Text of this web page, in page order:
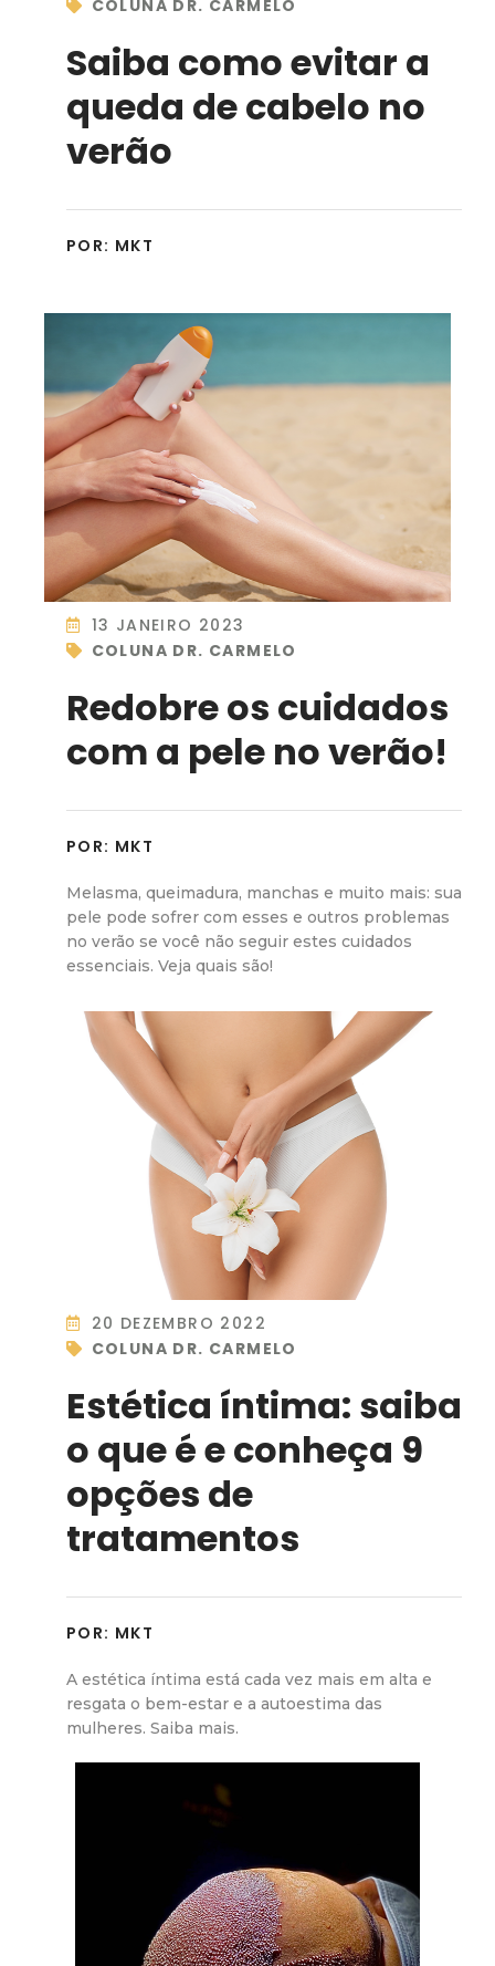
COLUNA DR. CARMELO
Saiba como evitar a
queda de cabelo no
verão
POR: MKT
13 JANEIRO 2023
COLUNA DR. CARMELO
Redobre os cuidados
com a pele no verão!
POR: MKT
Melasma, queimadura, manchas e muito mais: sua
pele pode sofrer com esses e outros problemas
no verão se você não seguir estes cuidados
essenciais. Veja quais são!
20 DEZEMBRO 2022
COLUNA DR. CARMELO
Estética íntima: saiba
o que é e conheça 9
opções de
tratamentos
POR: MKT
A estética íntima está cada vez mais em alta e
resgata o bem-estar e a autoestima das
mulheres. Saiba mais.